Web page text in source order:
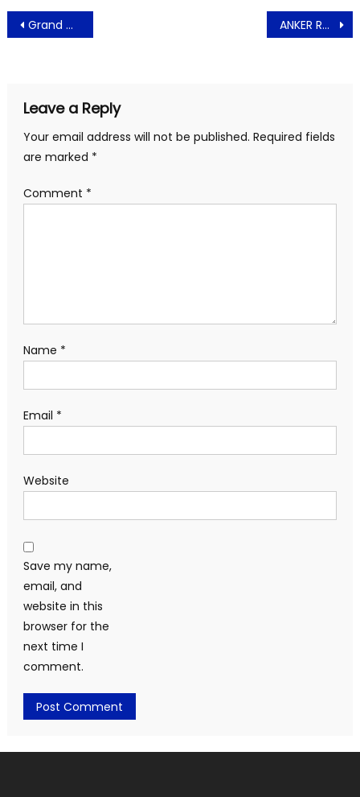
Post
navigation
Grand Dafam Ancol Jakarta Apresiasi Media dan Influence Gelar Acara ‘A Night to Remember’ ANKER Raih Penghargaan Nobel Prize di Ajang Elektronik CES 2022
Leave a Reply
Your email address will not be published. Required fields
are marked *
Comment *
Name *
Email *
Website
Save my name,
email, and
website in this
browser for the
next time I
comment.